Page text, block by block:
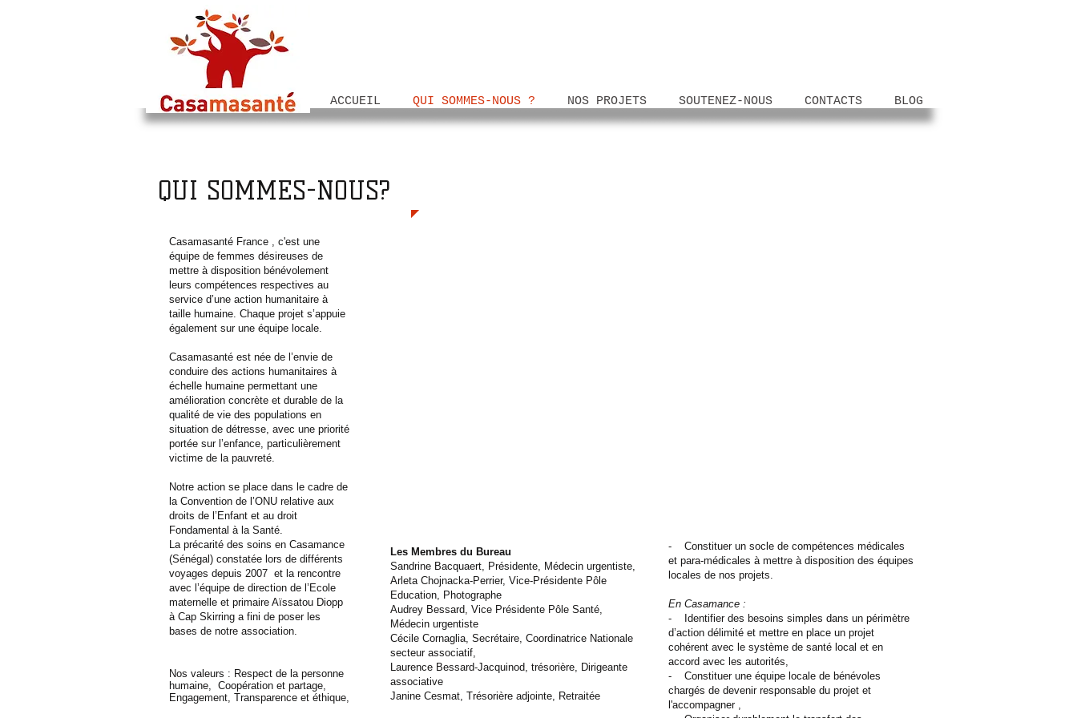
ACCUEIL QUI SOMMES-NOUS ? NOS PROJETS SOUTENEZ-NOUS CONTACTS BLOG
Casamasanté France , c'est une
équipe de femmes désireuses de
mettre à disposition bénévolement
leurs compétences respectives au
service d’une action humanitaire à
taille humaine. Chaque projet s’appuie
également sur une équipe locale.
Casamasanté est née de l’envie de
conduire des actions humanitaires à
échelle humaine permettant une
amélioration concrète et durable de la
qualité de vie des populations en
situation de détresse, avec une priorité
portée sur l’enfance, particulièrement
victime de la pauvreté.
Notre action se place dans le cadre de
la Convention de l’ONU relative aux
droits de l’Enfant et au droit
Fondamental à la Santé.
La précarité des soins en Casamance
(Sénégal) constatée lors de différents
voyages depuis 2007 et la rencontre
avec l’équipe de direction de l’Ecole
maternelle et primaire Aïssatou Diopp
à Cap Skirring a fini de poser les
bases de notre association.
Nos valeurs : Respect de la personne
humaine, Coopération et partage,
Engagement, Transparence et éthique,
Les Membres du Bureau
Sandrine Bacquaert, Présidente, Médecin urgentiste,
Arleta Chojnacka-Perrier, Vice-Présidente Pôle
Education, Photographe
Audrey Bessard, Vice Présidente Pôle Santé,
Médecin urgentiste
Cécile Cornaglia, Secrétaire, Coordinatrice Nationale
secteur associatif,
Laurence Bessard-Jacquinod, trésorière, Dirigeante
associative
Janine Cesmat, Trésorière adjointe, Retraitée
QUI SOMMES-NOUS?
- Constituer un socle de compétences médicales
et para-médicales à mettre à disposition des équipes
locales de nos projets.
En Casamance :
- Identifier des besoins simples dans un périmètre
d’action délimité et mettre en place un projet
cohérent avec le système de santé local et en
accord avec les autorités,
- Constituer une équipe locale de bénévoles
chargés de devenir responsable du projet et
l'accompagner ,